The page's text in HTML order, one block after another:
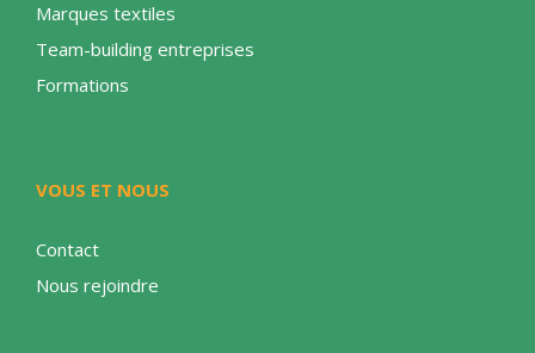
Marques textiles
Team-building entreprises
Formations
VOUS ET NOUS
Contact
Nous rejoindre